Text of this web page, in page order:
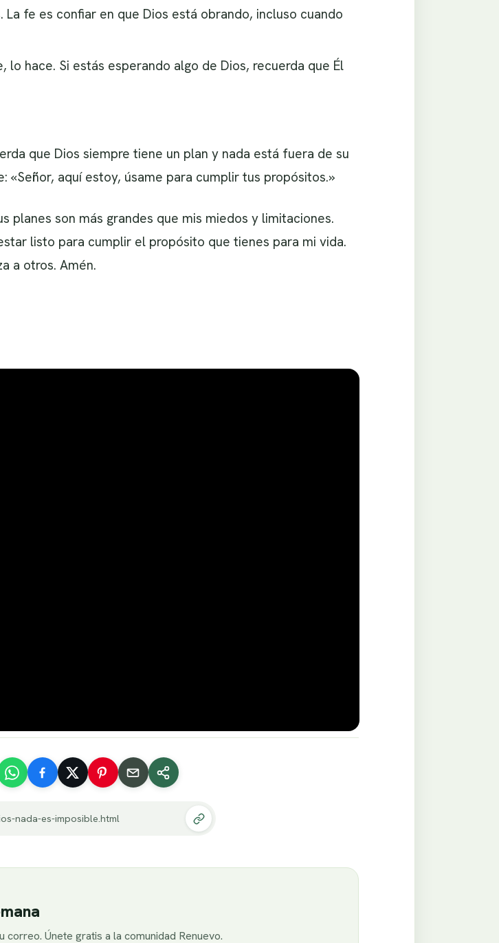
fe es confiar en que Dios está obrando, incluso cuando
lo hace. Si estás esperando algo de Dios, recuerda que Él
que Dios siempre tiene un plan y nada está fuera de su
«Señor, aquí estoy, úsame para cumplir tus propósitos.»
planes son más grandes que mis miedos y limitaciones.
listo para cumplir el propósito que tienes para mi vida.
a otros. Amén.
nada-es-imposible.html
Únete gratis a la comunidad Renuevo.